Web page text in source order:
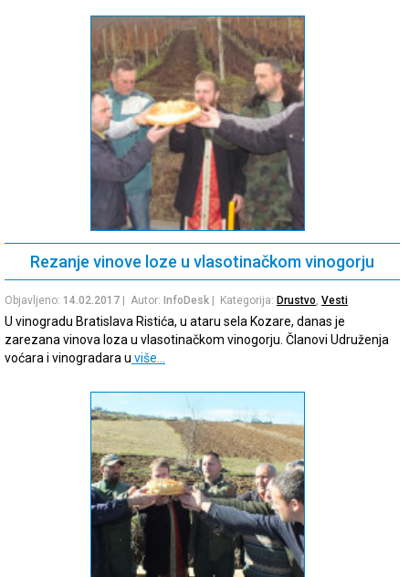
Rezanje vinove loze u vlasotinačkom vinogorju
Objavljeno: 14.02.2017 | Autor: InfoDesk | Kategorija: Drustvo, Vesti
U vinogradu Bratislava Ristića, u ataru sela Kozare, danas je
zarezana vinova loza u vlasotinačkom vinogorju. Članovi Udruženja
voćara i vinogradara u više…